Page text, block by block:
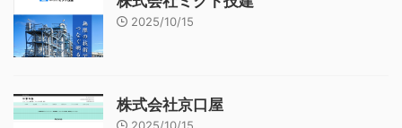
2025/10/15
株式会社京口屋
2025/10/15